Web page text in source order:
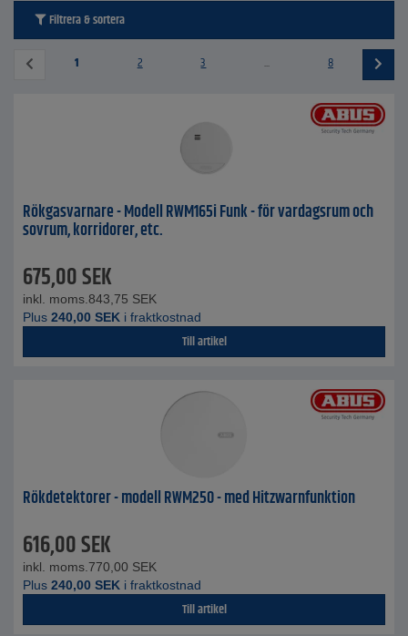
Filtrera & sortera
1 2 3 ... 8
Rökgasvarnare - Modell RWM165i Funk - för vardagsrum och
sovrum, korridorer, etc.
675,00SEK
inkl. moms. 843,75 SEK
Plus 240,00 SEK i fraktkostnad
Till artikel
Rökdetektorer - modell RWM250 - med Hitzwarnfunktion
616,00SEK
inkl. moms. 770,00 SEK
Plus 240,00 SEK i fraktkostnad
Till artikel